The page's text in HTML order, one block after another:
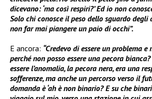
dicevano: ‘ma così respiri?’ Ed io non
Solo chi conosce il peso dello sguardo
non far mai piangere un paio di occhi”.
E ancora: “Credevo di essere un problema
perché non posso essere una pecora
essere l’anomalia, la pecora nera, era una
sofferenze, ma anche un percorso verso il
domanda è ‘ah è non binario? E su che